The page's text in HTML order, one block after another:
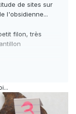
de sites sur
l'obsidienne...
filon, très